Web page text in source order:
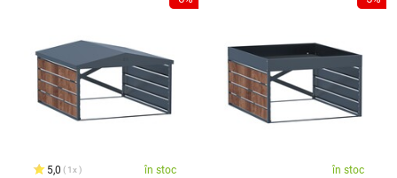
5,0 1x în stoc în stoc